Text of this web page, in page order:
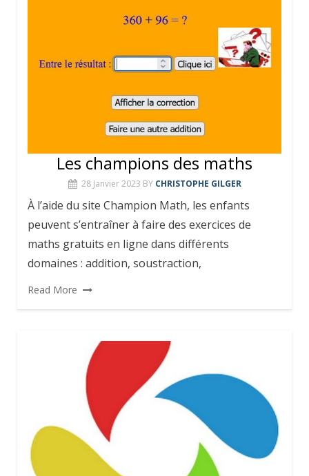
Les champions des maths
28 Janvier 2023 BY CHRISTOPHE GILGER
À l’aide du site Champion Math, les enfants
peuvent s’entraîner à faire des exercices de
maths gratuits en ligne dans différents
domaines : addition, soustraction,
Read More